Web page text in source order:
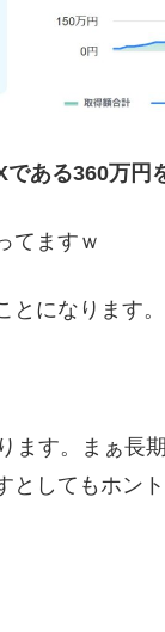
ある360万円
てますｗ
になります。
す。まぁ長
してもホン